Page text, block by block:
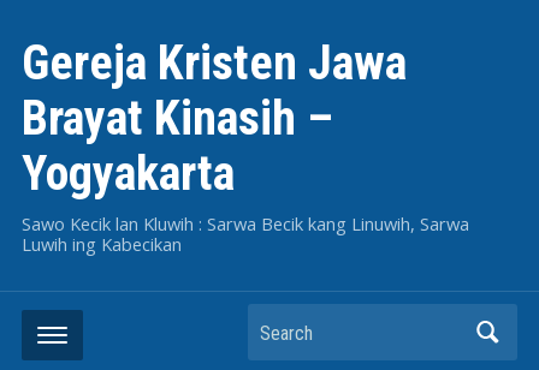
Gereja Kristen Jawa
Brayat Kinasih –
Yogyakarta
Sawo Kecik lan Kluwih : Sarwa Becik kang Linuwih, Sarwa
Luwih ing Kabecikan
Search